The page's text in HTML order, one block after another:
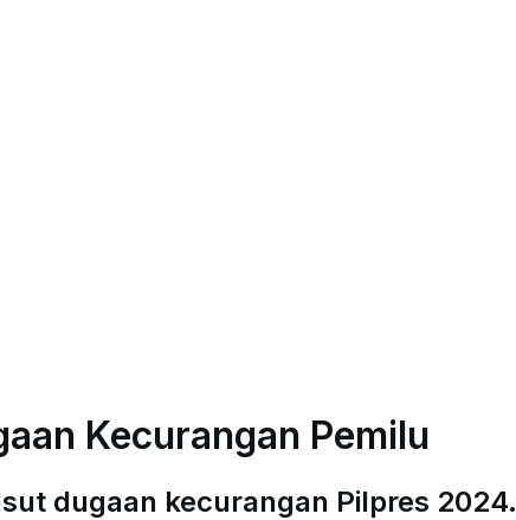
Kecurangan Pemilu
dugaan kecurangan Pilpres 2024.